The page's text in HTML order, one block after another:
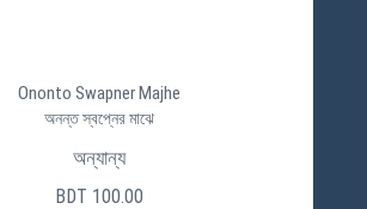
Ononto Swapner Majhe
অনন্ত স্বপ্নের মাঝে
অন্যান্য
BDT 100.00